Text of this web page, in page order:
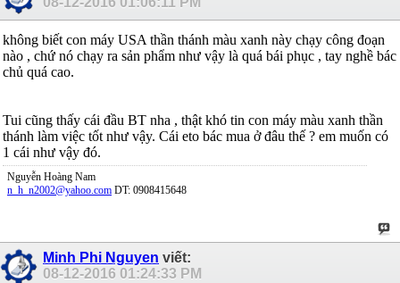
không biết con máy USA thần thánh màu xanh này chạy công đoạn
nào , chứ nó chạy ra sản phẩm như vậy là quá bái phục , tay nghề bác
chủ quá cao.
Tui cũng thấy cái đầu BT nha , thật khó tin con máy màu xanh thần
thánh làm việc tốt như vậy. Cái eto bác mua ở đâu thế ? em muốn có
1 cái như vậy đó.
Nguyễn Hoàng Nam
n_h_n2002@yahoo.com DT: 0908415648
Minh Phi Nguyen viết:
08-12-2016 01:24:33 PM